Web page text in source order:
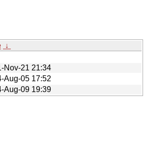
↓
Nov-21 21:34
Aug-05 17:52
Aug-09 19:39